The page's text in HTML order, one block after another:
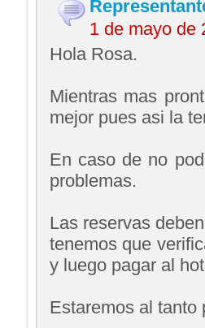
1 de mayo de
Hola Rosa.
Mientras mas
mejor pues asi la
En caso de no
problemas.
Las reservas
tenemos que
y luego pagar al
Estaremos al tanto